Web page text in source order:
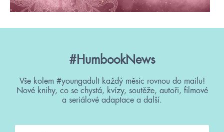
#HumbookNews
Vše kolem #youngadult každý měsíc rovnou do mailu!
Nové knihy, co se chystá, kvízy, soutěže, autoři, filmové
a seriálové adaptace a další.